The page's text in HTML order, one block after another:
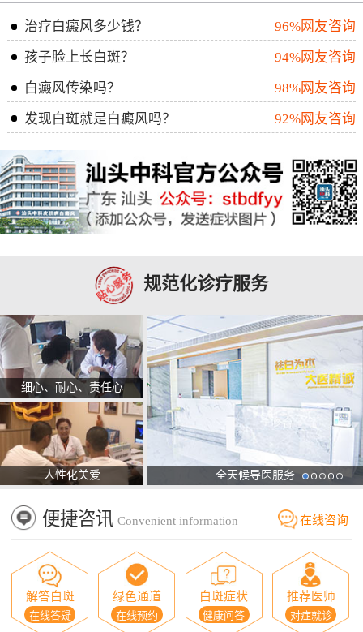
治疗白癜风多少钱？
96%网友咨询
孩子脸上长白斑？
94%网友咨询
白癜风传染吗？
98%网友咨询
发现白斑就是白癜风吗？
92%网友咨询
规范化诊疗服务
细心、耐心、责任心
人性化关爱 全天候导医服务
便捷咨讯 Convenient information 在线咨询
解答白斑
在线答疑
绿色通道
在线预约
白斑症状
健康问答
推荐医师
对症就诊